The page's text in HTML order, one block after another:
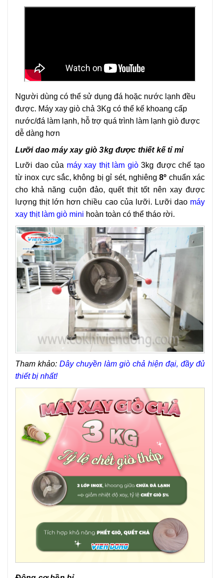
Người dùng có thể sử dụng đá hoặc nước lạnh đều
được. Máy xay giò chả 3Kg có thể kế khoang cấp
nước/đá làm lạnh, hỗ trợ quá trình làm lạnh giò được
dễ dàng hơn
Lưỡi dao máy xay giò 3kg được thiết kế tỉ mỉ
Lưỡi dao của máy xay thịt làm giò3kg được chế tạo
từ inox cực sắc, không bị gỉ sét, nghiêng 8º chuẩn xác
cho khả năng cuộn đảo, quết thịt tốt nên xay được
lượng thịt lớn hơn chiều cao của lưỡi. Lưỡi dao máy
xay thịt làm giò mini hoàn toàn có thể tháo rời.
Tham khảo: Dây chuyền làm giò chả hiện đại, đầy đủ
thiết bị nhất!